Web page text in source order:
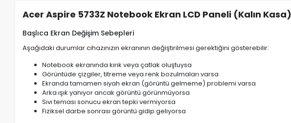
Acer Aspire 5733Z Notebook Ekran LCD Paneli (Kalın Kasa)
Başlıca Ekran Değişim Sebepleri
Aşağıdaki durumlar cihazınızın ekranının değiştirilmesi gerektiğini gösterebilir:
Notebook ekranında kırık veya çatlak oluştuysa
Görüntüde çizgiler, titreme veya renk bozulmaları varsa
Ekranda tamamen siyah ekran (görüntü gelmeme) problemi varsa
Arka ışık yanıyor ancak görüntü görünmüyorsa
Sıvı teması sonucu ekran tepki vermiyorsa
Fiziksel darbe sonrası görüntü gidip geliyorsa